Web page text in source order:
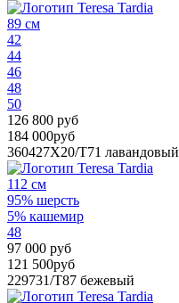
89 см
42
44
46
48
50
126 800 руб
184 000руб
360427X20/T71 лавандовый
112 см
95% шерсть
5% кашемир
48
97 000 руб
121 500руб
229731/T87 бежевый